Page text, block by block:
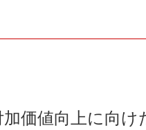
価値向上に向け